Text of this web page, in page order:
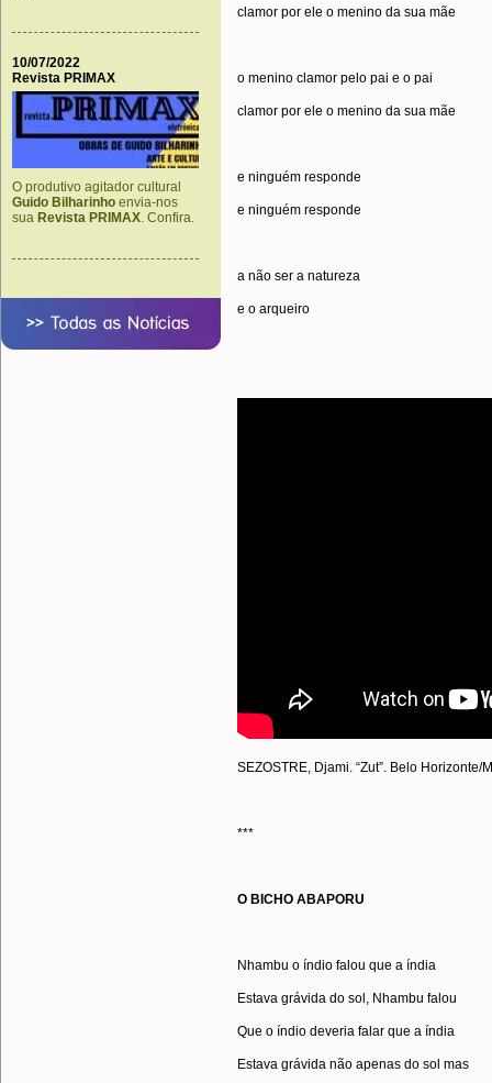
10/07/2022
Revista PRIMAX
O produtivo agitador cultural
Guido Bilharinho envia-nos
sua Revista PRIMAX. Confira.
clamor por ele o menino da sua mãe
o menino clamor pelo pai e o pai
clamor por ele o menino da sua mãe
e ninguém responde
e ninguém responde
a não ser a natureza
e o arqueiro
SEZOSTRE, Djami. “Zut”. Belo Horizonte/
***
O BICHO ABAPORU
Nhambu o índio falou que a índia
Estava grávida do sol, Nhambu falou
Que o índio deveria falar que a índia
Estava grávida não apenas do sol mas